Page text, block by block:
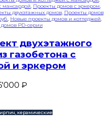
мансардой, Проекты домов с эркером,
двухэтажных домов, Проекты домов
, Новые проекты домов и коттеджей,
PD-серии
двухэтажного
газобетона с
и эркером
₽
керамические